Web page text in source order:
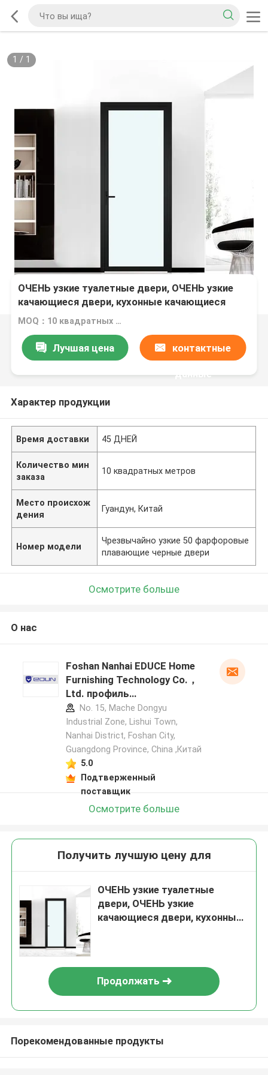
1 / 1
ОЧЕНЬ узкие туалетные двери, ОЧЕНЬ узкие
качающиеся двери, кухонные качающиеся
двери
MOQ：10 квадратных метров
Лучшая цена контактные
данные
Характер продукции
Время доставки 45 ДНЕЙ
Количество мин
заказа
10 квадратных метров
Место происхож
дения
Гуандун, Китай
Номер модели
Чрезвычайно узкие 50 фарфоровые
плавающие черные двери
Осмотрите больше
О нас
Foshan Nanhai EDUCE Home
Furnishing Technology Co.，
Ltd. профиль
производителя
No. 15, Mache Dongyu
Industrial Zone, Lishui Town,
Nanhai District, Foshan City,
Guangdong Province, China ,Китай
5.0
Подтверженный
поставщик
Осмотрите больше
Получить лучшую цену для
ОЧЕНЬ узкие туалетные
двери, ОЧЕНЬ узкие
качающиеся двери, кухонные
Продолжать
Порекомендованные продукты